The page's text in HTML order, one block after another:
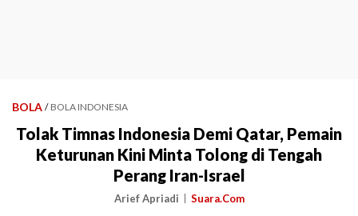
BOLA / BOLA INDONESIA
Tolak Timnas Indonesia Demi Qatar, Pemain
Keturunan Kini Minta Tolong di Tengah
Perang Iran-Israel
Arief Apriadi Suara.Com